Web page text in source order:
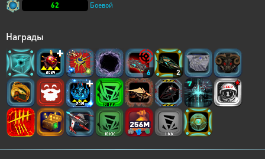
62
Боевой
Награды
6 2